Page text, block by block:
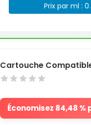
Prix par ml :
Cartouche
Économisez 84,48